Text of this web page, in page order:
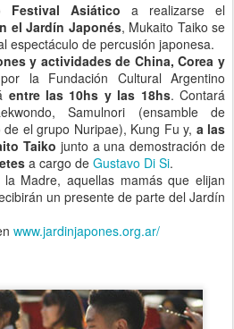
Festival Asiático a realizarse el
el Jardín Japonés, Mukaito Taiko se
espectáculo de percusión japonesa.
y actividades de China, Corea y
la Fundación Cultural Argentino
entre las 10hs y las 18hs. Contará
Samulnori (ensamble de
el grupo Nuripae), Kung Fu y, a las
Taiko junto a una demostración de
a cargo de Gustavo Di Si.
Madre, aquellas mamás que elijan
un presente de parte del Jardín
www.jardinjapones.org.ar/